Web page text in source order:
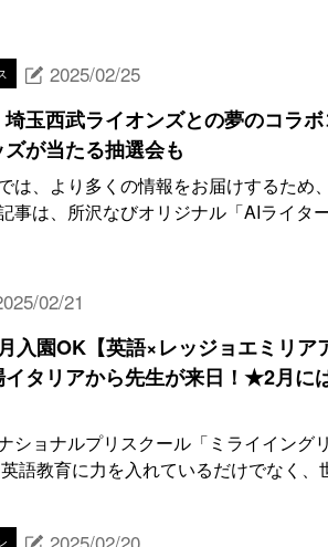
2025/02/25
玉西武ライオンズとの夢のコラ
が当たる抽選会も
は、より多くの情報をお届けするため
事は、所沢なびオリジナル「AIライタ
02/21
入園OK【英語×レッジョエミリ
イタリアから先生が来日！★2月に
ショナルプリスクール「ミライイング
語教育に力を入れているだけでなく